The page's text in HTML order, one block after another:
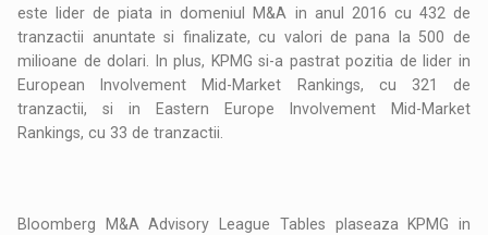
este lider de piata in domeniul M&A in anul 2016 cu 432 de
tranzactii anuntate si finalizate, cu valori de pana la 500 de
milioane de dolari. In plus, KPMG si-a pastrat pozitia de lider in
European Involvement Mid-Market Rankings, cu 321 de
tranzactii, si in Eastern Europe Involvement Mid-Market
Rankings, cu 33 de tranzactii.
Bloomberg M&A Advisory League Tables plaseaza KPMG in